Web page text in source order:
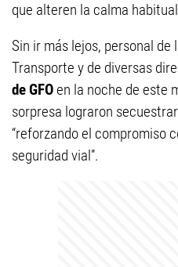
que alteren la calma
Sin ir más lejos, personal
Transporte y de diversas
de GFOen la noche de este
sorpresa lograron
“reforzando el compromiso
seguridad vial”.